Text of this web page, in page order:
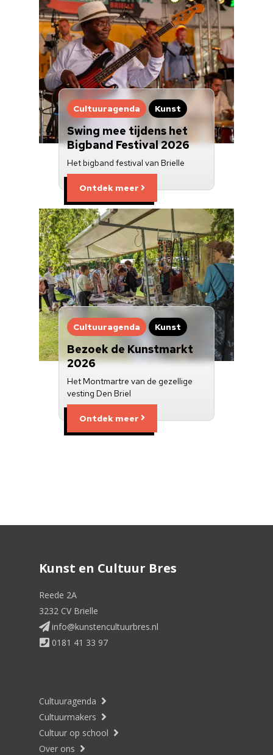
Cultuuragenda Kunst
Swing mee tijdens het
Bigband Festival 2026
Het bigband festival van Brielle
Ontdek meer
Cultuuragenda Kunst
Bezoek de Kunstmarkt
2026
Het Montmartre van de gezellige
vesting Den Briel
Ontdek meer
Kunst en Cultuur Bres
Reede 2A
3232 CV Brielle
info@kunstencultuurbres.nl
0181 41 33 97
Cultuuragenda
Cultuurmakers
Cultuur op school
Over ons